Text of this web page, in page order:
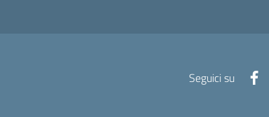
Seguici su